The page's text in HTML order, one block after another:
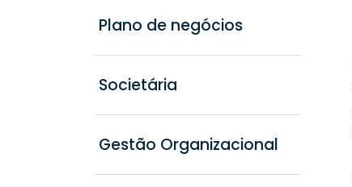
Plano de negócios
Societária
Gestão Organizacional